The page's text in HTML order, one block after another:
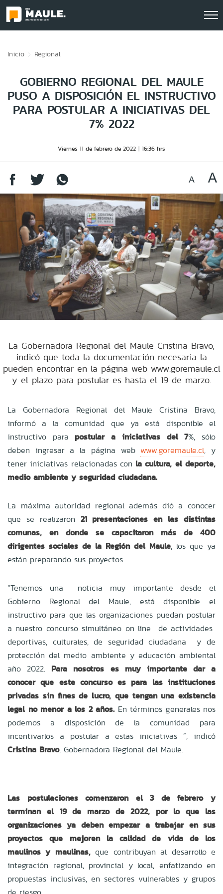
Inicio Regional
GOBIERNO REGIONAL DEL MAULE
PUSO A DISPOSICIÓN EL INSTRUCTIVO
PARA POSTULAR A INICIATIVAS DEL
7% 2022
Viernes 11 de febrero de 2022 16:36 hrs
La Gobernadora Regional del Maule Cristina Bravo,
indicó que toda la documentación necesaria la
pueden encontrar en la página web www.goremaule.cl
y el plazo para postular es hasta el 19 de marzo.
La Gobernadora Regional del Maule Cristina Bravo,
informó a la comunidad que ya está disponible el
instructivo para postular a iniciativas del 7%, sólo
deben ingresar a la página web www.goremaule.cl, y
tener iniciativas relacionadas con la cultura, el deporte,
medio ambiente y seguridad ciudadana.
La máxima autoridad regional además dió a conocer
que se realizaron 21 presentaciones en las distintas
comunas, en donde se capacitaron más de 400
dirigentes sociales de la Región del Maule, los que ya
están preparando sus proyectos.
“Tenemos una noticia muy importante desde el
Gobierno Regional del Maule, está disponible el
instructivo para que las organizaciones puedan postular
a nuestro concurso simultáneo on line de actividades
deportivas, culturales, de seguridad ciudadana y de
protección del medio ambiente y educación ambiental
año 2022. Para nosotros es muy importante dar a
conocer que este concurso es para las instituciones
privadas sin fines de lucro, que tengan una existencia
legal no menor a los 2 años. En términos generales nos
podemos a disposición de la comunidad para
incentivarlos a postular a estas iniciativas ”, indicó
Cristina Bravo, Gobernadora Regional del Maule.
Las postulaciones comenzaron el 3 de febrero y
terminan el 19 de marzo de 2022, por lo que las
organizaciones ya deben empezar a trabajar en sus
proyectos que mejoren la calidad de vida de los
maulinos y maulinas,que contribuyan al desarrollo e
integración regional, provincial y local, enfatizando en
propuestas inclusivas, en sectores vulnerables y grupos